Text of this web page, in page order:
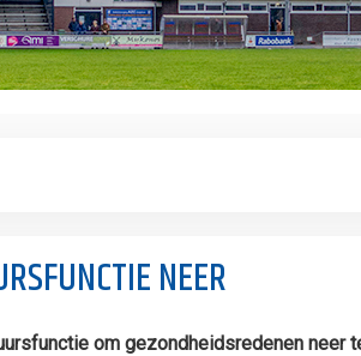
NEER
om gezondheidsredenen neer